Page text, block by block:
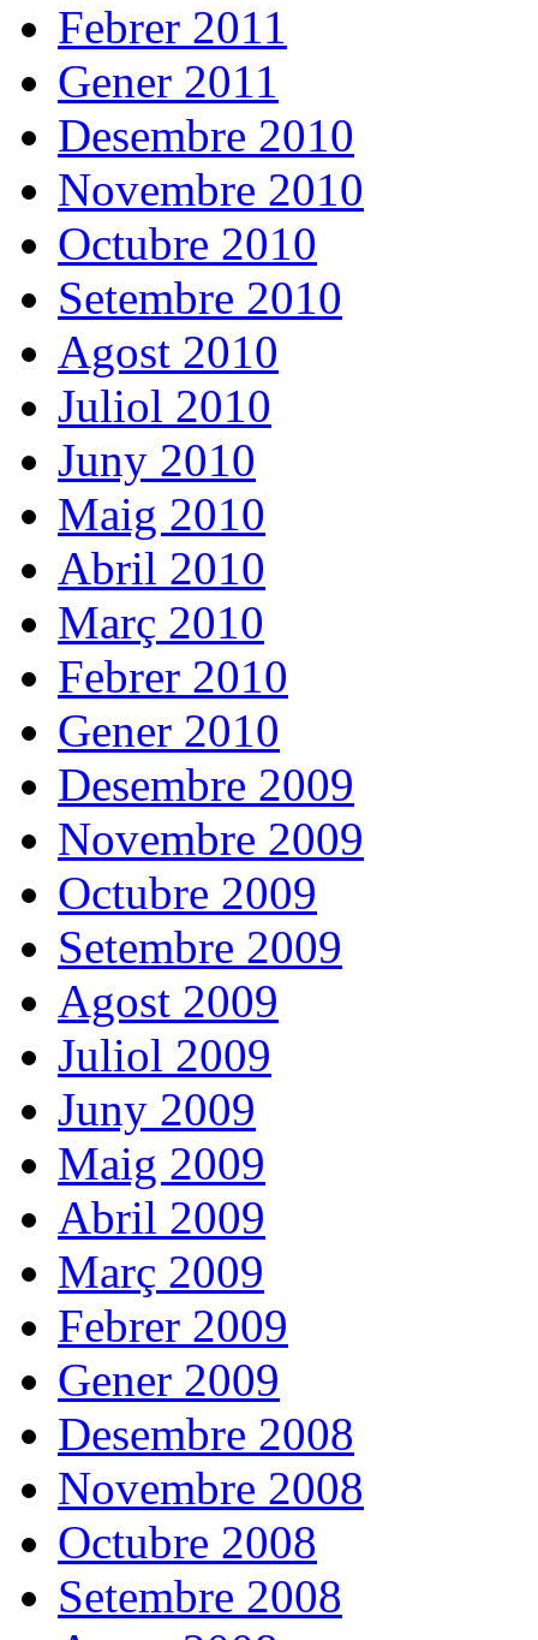
Febrer 2011
Gener 2011
Desembre 2010
Novembre 2010
Octubre 2010
Setembre 2010
Agost 2010
Juliol 2010
Juny 2010
Maig 2010
Abril 2010
Març 2010
Febrer 2010
Gener 2010
Desembre 2009
Novembre 2009
Octubre 2009
Setembre 2009
Agost 2009
Juliol 2009
Juny 2009
Maig 2009
Abril 2009
Març 2009
Febrer 2009
Gener 2009
Desembre 2008
Novembre 2008
Octubre 2008
Setembre 2008